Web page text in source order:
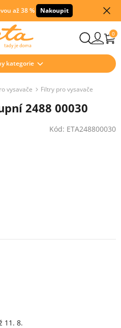
až 38 % Nakoupit
0
kategorie
vysavače Filtry pro vysavače
2488 00030
Kód: ETA248800030
11. 8.